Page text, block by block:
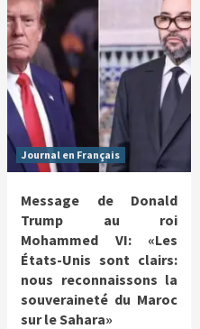
Journal en Français
Message de Donald
Trump au roi
Mohammed VI: «Les
États-Unis sont clairs:
nous reconnaissons la
souveraineté du Maroc
sur le Sahara»